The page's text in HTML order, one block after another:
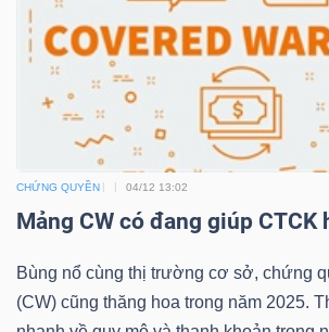
CHỨNG QUYỀN 04/12 13:02
Mảng CW có đang giúp CTCK
Bùng nổ cùng thị trường cơ sở, chứng
(CW) cũng thăng hoa trong năm 2025.
(-)
VS-
SECTOR
LƯỢNG